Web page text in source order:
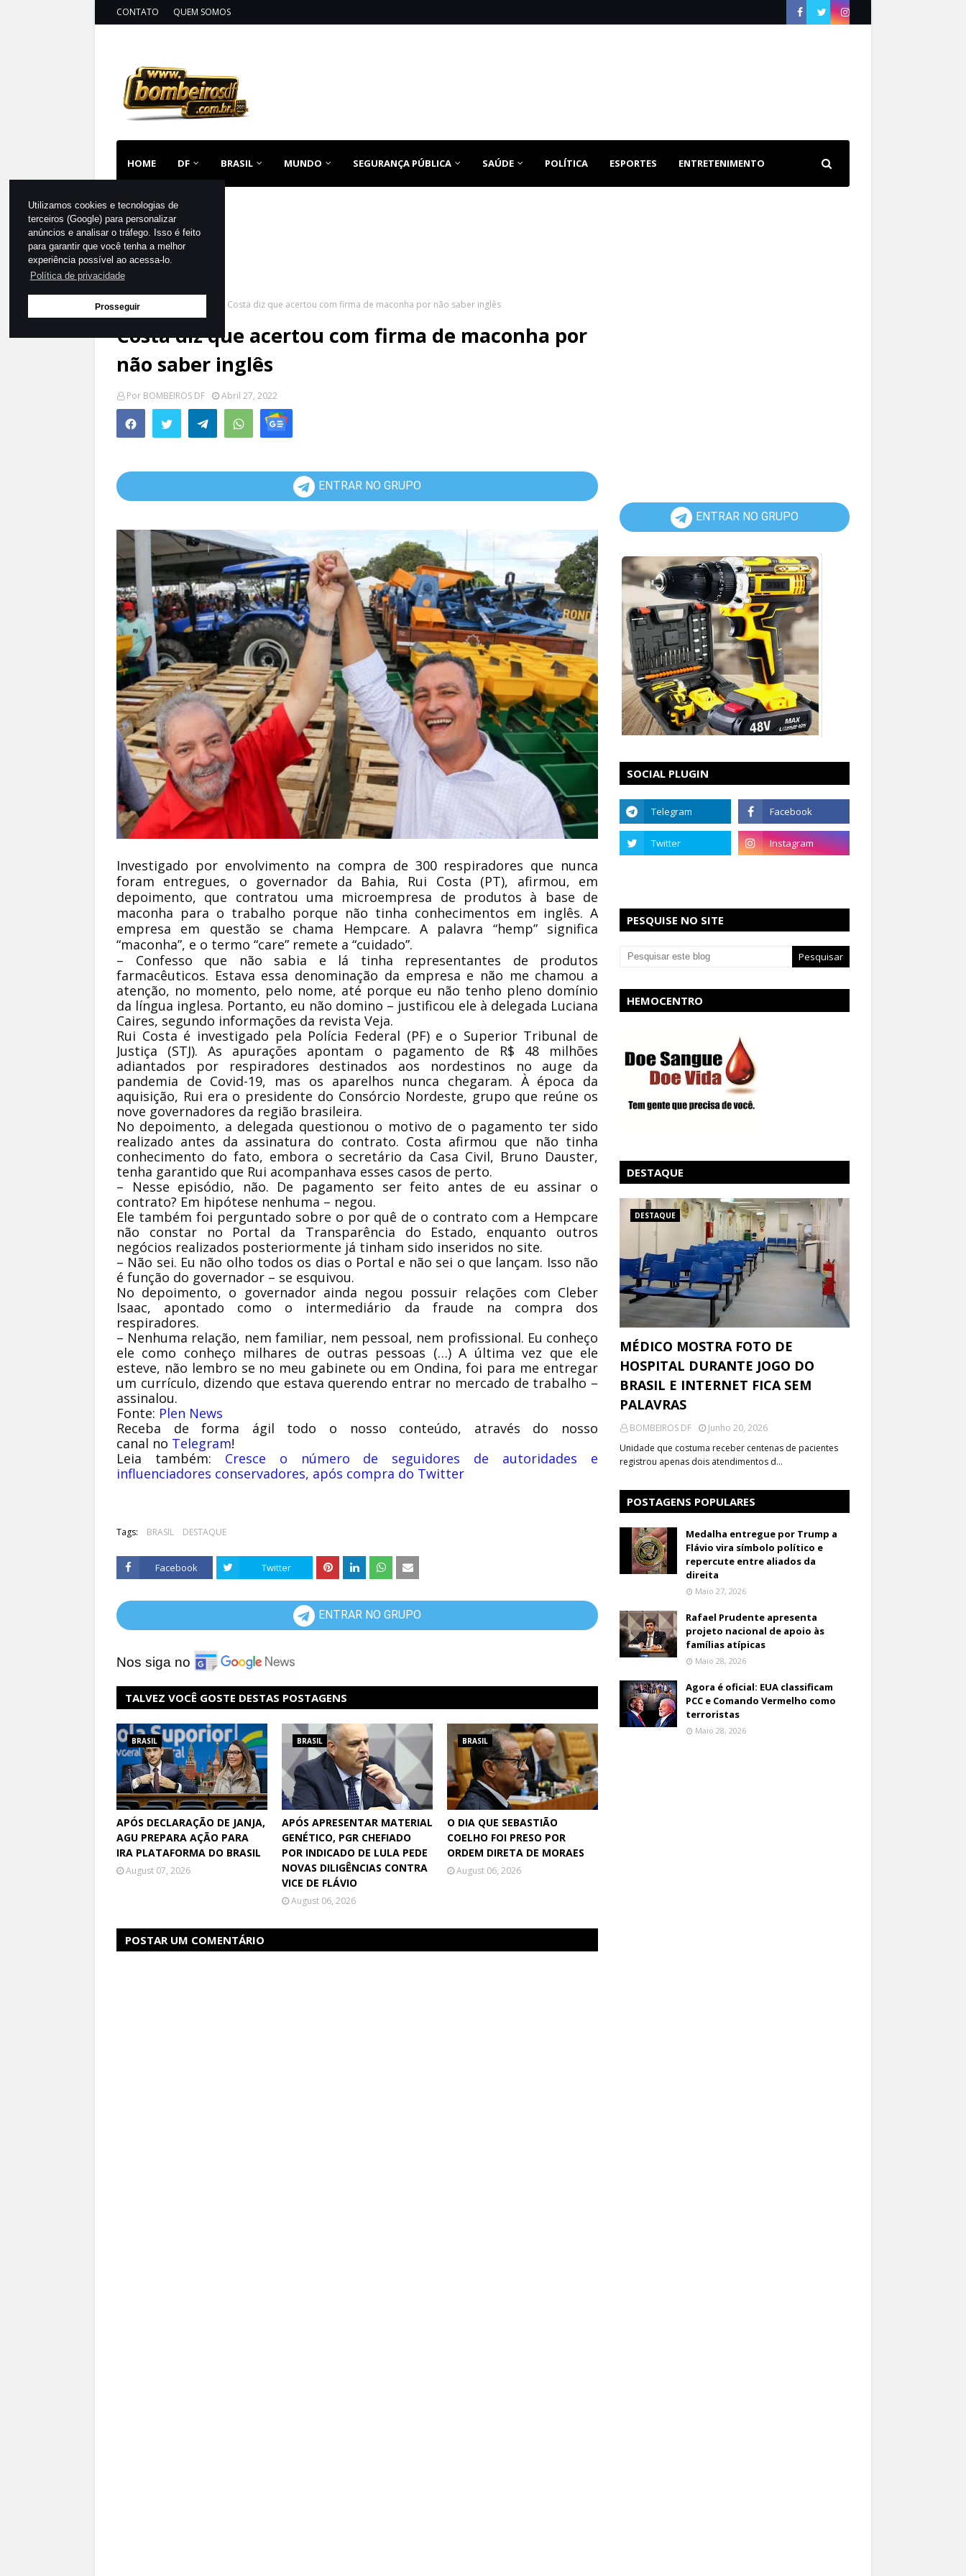
Utilizamos cookies e tecnologias de
terceiros (Google) para personalizar
anúncios e analisar o tráfego. Isso é feito
para garantir que você tenha a melhor
experiência possível ao acessa-lo.
Política de privacidade
Prosseguir
CONTATO QUEM SOMOS
HOME DF BRASIL MUNDO SEGURANÇA PÚBLICA SAÚDE POLÍTICA ESPORTES ENTRETENIMENTO
Página inicial Costa diz que acertou com firma de maconha por não saber inglês
Costa diz que acertou com firma de maconha por
não saber inglês
Por BOMBEIROS DF Abril 27, 2022
ENTRAR NO GRUPO
Investigado por envolvimento na compra de 300 respiradores que nunca
foram entregues, o governador da Bahia, Rui Costa (PT), afirmou, em
depoimento, que contratou uma microempresa de produtos à base de
maconha para o trabalho porque não tinha conhecimentos em inglês. A
empresa em questão se chama Hempcare. A palavra “hemp” significa
“maconha”, e o termo “care” remete a “cuidado”.
– Confesso que não sabia e lá tinha representantes de produtos
farmacêuticos. Estava essa denominação da empresa e não me chamou a
atenção, no momento, pelo nome, até porque eu não tenho pleno domínio
da língua inglesa. Portanto, eu não domino – justificou ele à delegada Luciana
Caires, segundo informações da revista Veja.
Rui Costa é investigado pela Polícia Federal (PF) e o Superior Tribunal de
Justiça (STJ). As apurações apontam o pagamento de R$ 48 milhões
adiantados por respiradores destinados aos nordestinos no auge da
pandemia de Covid-19, mas os aparelhos nunca chegaram. À época da
aquisição, Rui era o presidente do Consórcio Nordeste, grupo que reúne os
nove governadores da região brasileira.
No depoimento, a delegada questionou o motivo de o pagamento ter sido
realizado antes da assinatura do contrato. Costa afirmou que não tinha
conhecimento do fato, embora o secretário da Casa Civil, Bruno Dauster,
tenha garantido que Rui acompanhava esses casos de perto.
– Nesse episódio, não. De pagamento ser feito antes de eu assinar o
contrato? Em hipótese nenhuma – negou.
Ele também foi perguntado sobre o por quê de o contrato com a Hempcare
não constar no Portal da Transparência do Estado, enquanto outros
negócios realizados posteriormente já tinham sido inseridos no site.
– Não sei. Eu não olho todos os dias o Portal e não sei o que lançam. Isso não
é função do governador – se esquivou.
No depoimento, o governador ainda negou possuir relações com Cleber
Isaac, apontado como o intermediário da fraude na compra dos
respiradores.
– Nenhuma relação, nem familiar, nem pessoal, nem profissional. Eu conheço
ele como conheço milhares de outras pessoas (…) A última vez que ele
esteve, não lembro se no meu gabinete ou em Ondina, foi para me entregar
um currículo, dizendo que estava querendo entrar no mercado de trabalho –
assinalou.
Fonte: Plen News
Receba de forma ágil todo o nosso conteúdo, através do nosso
canal no Telegram!
Leia também: Cresce o número de seguidores de autoridades e
influenciadores conservadores, após compra do Twitter
Tags: BRASIL DESTAQUE
Facebook Twitter
ENTRAR NO GRUPO
Nos siga no
TALVEZ VOCÊ GOSTE DESTAS POSTAGENS
BRASIL
APÓS DECLARAÇÃO DE JANJA,
AGU PREPARA AÇÃO PARA
IRA PLATAFORMA DO BRASIL
August 07, 2026
BRASIL
APÓS APRESENTAR MATERIAL
GENÉTICO, PGR CHEFIADO
POR INDICADO DE LULA PEDE
NOVAS DILIGÊNCIAS CONTRA
VICE DE FLÁVIO
August 06, 2026
BRASIL
O DIA QUE SEBASTIÃO
COELHO FOI PRESO POR
ORDEM DIRETA DE MORAES
August 06, 2026
POSTAR UM COMENTÁRIO
ENTRAR NO GRUPO
SOCIAL PLUGIN
PESQUISE NO SITE
HEMOCENTRO
DESTAQUE
DESTAQUE
MÉDICO MOSTRA FOTO DE
HOSPITAL DURANTE JOGO DO
BRASIL E INTERNET FICA SEM
PALAVRAS
BOMBEIROS DF
Junho 20, 2026
Unidade que costuma receber centenas de pacientes
registrou apenas dois atendimentos d…
POSTAGENS POPULARES
Medalha entregue por Trump a
Flávio vira símbolo político e
repercute entre aliados da
direita
Maio 27, 2026
Rafael Prudente apresenta
projeto nacional de apoio às
famílias atípicas
Maio 28, 2026
Agora é oficial: EUA classificam
PCC e Comando Vermelho como
terroristas
Maio 28, 2026